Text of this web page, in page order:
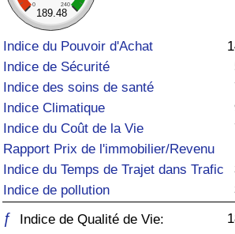
0 240
189.48
Indice du Pouvoir d'Achat
Indice de Sécurité
Indice des soins de santé
Indice Climatique
Indice du Coût de la Vie
Rapport Prix de l'immobilier/Revenu
Indice du Temps de Trajet dans Trafic
Indice de pollution
ƒ Indice de Qualité de Vie:
à Akaba
Criminalité
Indice de Criminalité (Actuel)
Indice de Criminalité
Indice de criminalité par pays
Soins de santé